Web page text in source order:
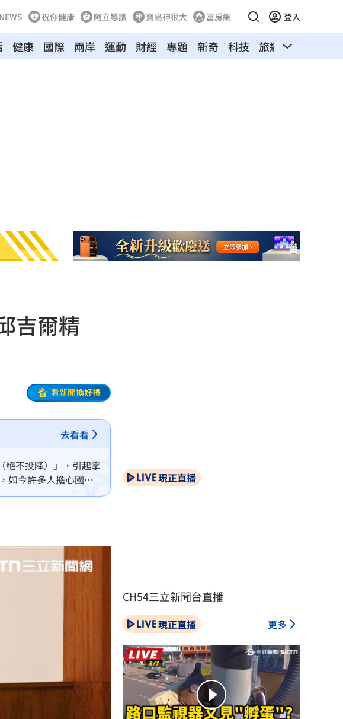
祝你健康 阿立導讀 寶島神很大 富房網 登入
健康 國際 兩岸 運動 財經 專題 新奇 科技 旅遊 汽車
吉爾精
看新聞換好禮
去看看
絕不投降）」，引起掌
如今許多人擔心國民
別只對英國人講。
現正直播
CH54三立新聞台直播
現正直播 更多